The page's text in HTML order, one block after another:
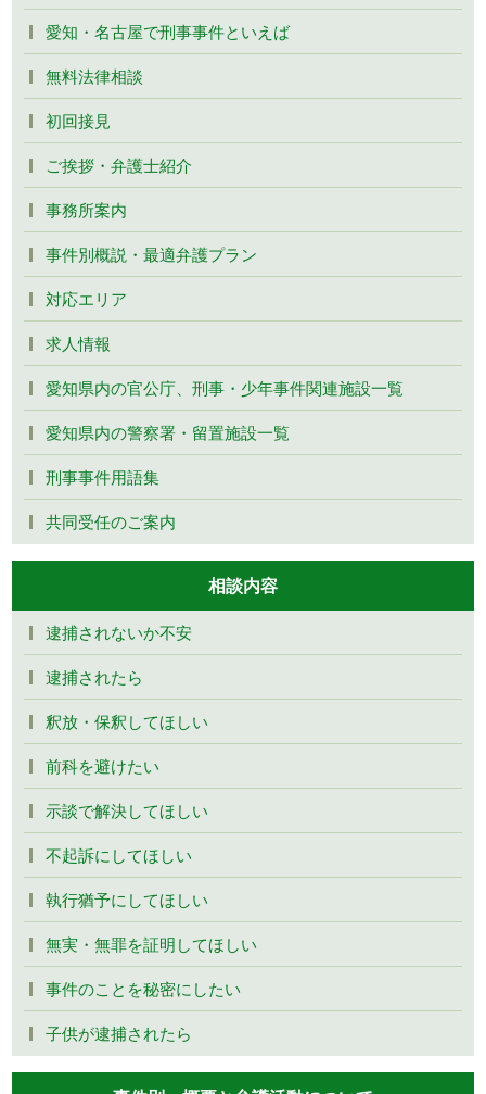
愛知・名古屋で刑事事件といえば
無料法律相談
初回接見
ご挨拶・弁護士紹介
事務所案内
事件別概説・最適弁護プラン
対応エリア
求人情報
愛知県内の官公庁、刑事・少年事件関連施設一覧
愛知県内の警察署・留置施設一覧
刑事事件用語集
共同受任のご案内
相談内容
逮捕されないか不安
逮捕されたら
釈放・保釈してほしい
前科を避けたい
示談で解決してほしい
不起訴にしてほしい
執行猶予にしてほしい
無実・無罪を証明してほしい
事件のことを秘密にしたい
子供が逮捕されたら